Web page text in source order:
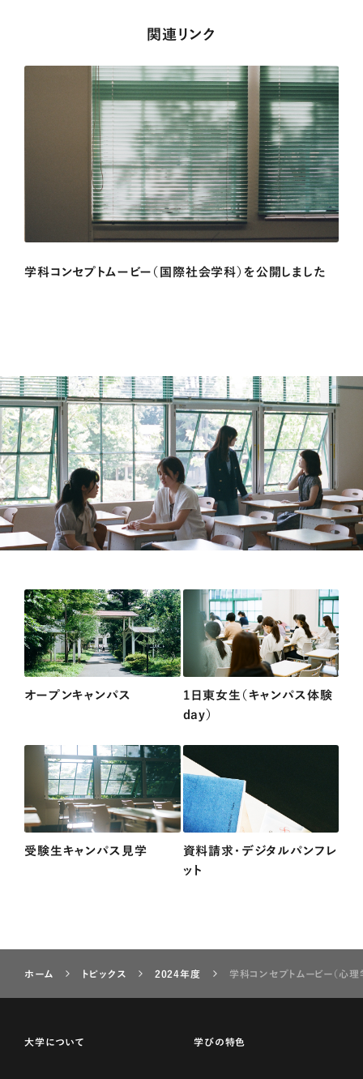
関連リンク
学科コンセプトムービー（国際社会学科）を公開しました
オープンキャンパス
1日東女生（キャンパス体験
day）
受験生キャンパス見学
資料請求・デジタルパンフレ
ット
ホーム トピックス 2024年度 学科コンセプトムービー（心理
大学について 学びの特色